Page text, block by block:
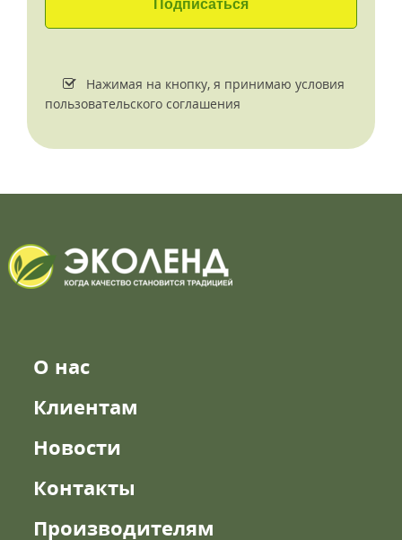
Нажимая на кнопку, я принимаю условия
пользовательского соглашения
О нас
Клиентам
Новости
Контакты
Производителям